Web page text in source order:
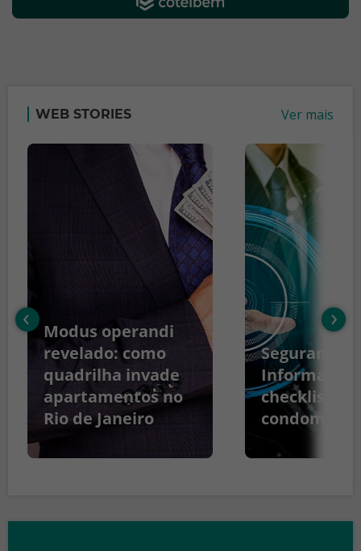
WEB STORIES Ver mais
Modus operandi
revelado: como
quadrilha invade
apartamentos no
Rio de Janeiro
Segurança
Informação:
checklist
‹ ›